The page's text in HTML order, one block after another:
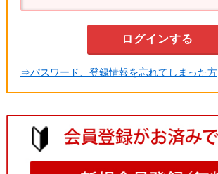
⇒パスワード、登録情報を忘れてしまった方